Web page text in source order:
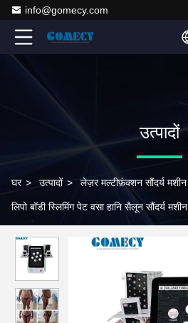
info@gomecy.com
उत्पादों
घर > उत्पादों > लेज़र मल्टीफ़ंक्शन सौंदर्य मशीन
लिपो बॉडी स्लिमिंग पेट वसा हानि सैलून सौंदर्य मशीन